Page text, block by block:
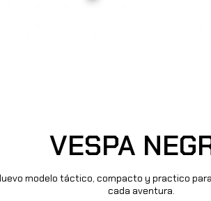
VESPA
modelo táctico, compacto y practico
cada aventura.